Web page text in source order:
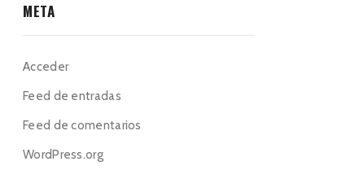
META
Acceder
Feed de entradas
Feed de comentarios
WordPress.org